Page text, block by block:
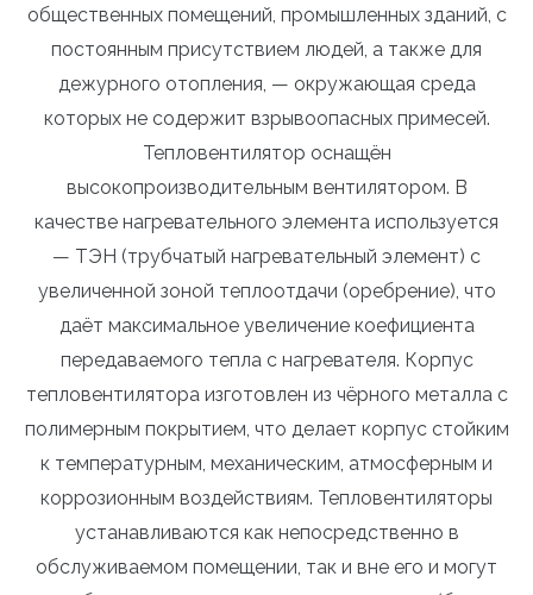
общественных помещений, промышленных зданий, с
постоянным присутствием людей, а также для
дежурного отопления, — окружающая среда
которых не содержит взрывоопасных примесей.
Тепловентилятор оснащён
высокопроизводительным вентилятором. В
качестве нагревательного элемента используется
— ТЭН (трубчатый нагревательный элемент) с
увеличенной зоной теплоотдачи (оребрение), что
даёт максимальное увеличение коефициента
передаваемого тепла с нагревателя. Корпус
тепловентилятора изготовлен из чёрного металла с
полимерным покрытием, что делает корпус стойким
к температурным, механическим, атмосферным и
коррозионным воздействиям. Тепловентиляторы
устанавливаются как непосредственно в
обслуживаемом помещении, так и вне его и могут